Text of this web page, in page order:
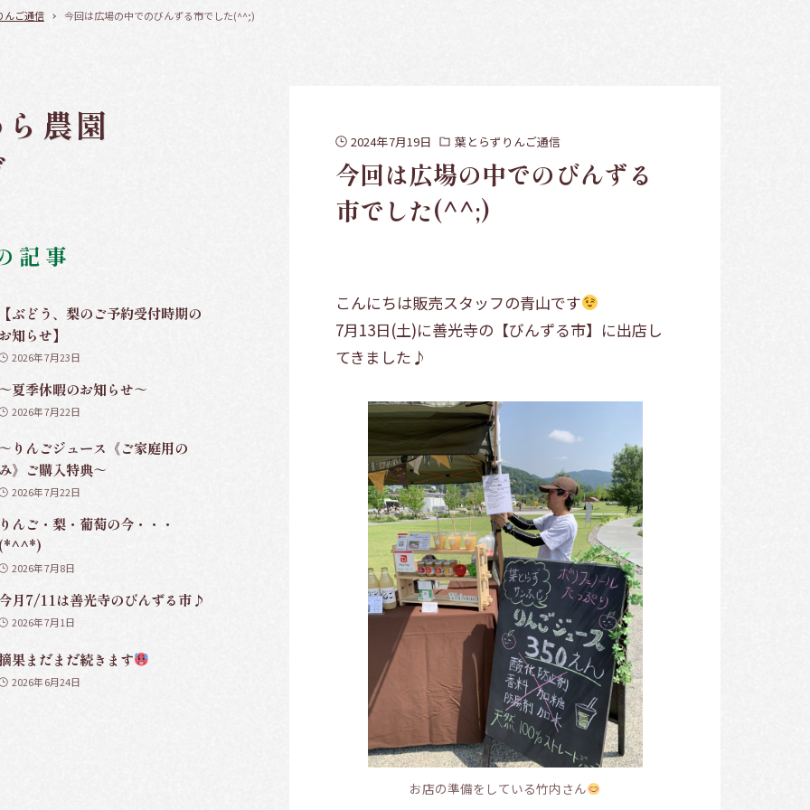
んご通信 今回は広場の中でのびんずる市でした(^^;)
2024年7月19日 葉とらずりんご通信
今回は広場の中でのびんずる
市でした(^^;)
こんにちは販売スタッフの青山です
7月13日(土)に善光寺の【びんずる市】に出店し
てきました♪
お店の準備をしている竹内さん
農園
記事
ぶどう、梨のご予約受付時期の
知らせ】
2026年7月23日
夏季休暇のお知らせ～
2026年7月22日
りんごジュース《ご家庭用の
》ご購入特典～
2026年7月22日
んご・梨・葡萄の今・・・
2026年7月8日
月7/11は善光寺のびんずる市♪
2026年7月1日
果まだまだ続きます
2026年6月24日